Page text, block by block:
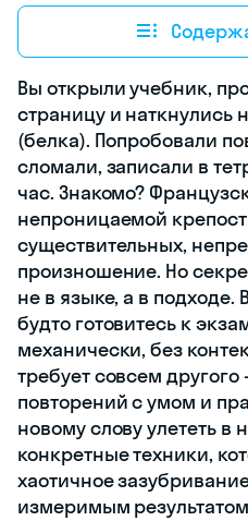
Вы открыли учебник,
страницу и наткнулись
(белка). Попробовали
сломали, записали в
час. Знакомо?
непроницаемой
существительных,
произношение. Но
не в языке, а в подходе.
будто готовитесь к
механически, без
требует совсем
повторений с умом и
новому слову улететь
конкретные техники,
хаотичное
измеримым